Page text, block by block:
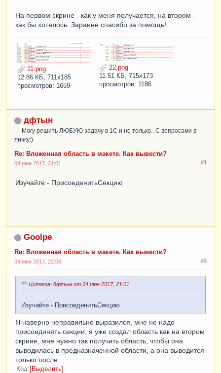
ТабДок.Очистить ();
Пока Выборка.Следующий() Цикл
Если ВставлятьРазделительСтраниц
Тогда
ТабДок.ВывестиГоризонтальныйРазделительСтрани
ОбластьДок.Параметры.Заполнить(ВыборкаДок);
ВыборкаСТР4
ОбластьСТР4 Параметры Заполнить
);
ТабДок
Пока
ВыборкаСТР5 .Следующий
ОбластьСТР5 Параметры
ТабДок. (
ВыборкаСТР5.Уровень());
КонецЦикла;.......
На первом скрине - как у меня получается, на втором -
как бы хотелось. Заранее спасибо за помощь!
11.png
12.86 КБ, 711x185
просмотров: 1659
22.png
11.51 КБ, 715x173
просмотров: 1186
дфтын
Могу решить ЛЮБУЮ задачу в 1С и не только.. С вопросами в
личку:)
Re: Вложенная область в макете. Как вывести?
#1
04 июн 2017, 21:01
Изучайте - ПрисоеденитьСекцию
Goolpe
Re: Вложенная область в макете. Как вывести?
#2
04 июн 2017, 22:08
Цитата: дфтын от 04 июн 2017, 21:01
Изучайте - ПрисоеденитьСекцию
Я наверно неправильно выразился, мне не надо
присоединять секции, я уже создал область как на втором
скрине, мне нужно так получить область, чтобы она
выводилась в предназначенной области, а она выводится
только после
Код Выделить